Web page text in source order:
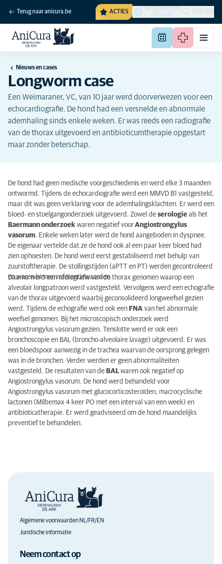
Terug naar anicura.be ACTIES
NEDERLANDS
(BELGIË)
ZOEKEN
Nieuws en cases
Longworm case
Een Weimaraner, VC, van 10 jaar werd doorverwezen voor een
echocardiografie. De hond had een versnelde en abnormale
ademhaling sinds enkele weken. Er was reeds een radiografie
van de thorax uitgevoerd en antibioticumtherapie opgestart
maar zonder beterschap.
De hond had geen medische voorgeschiedenis en werd elke 3 maanden
ontwormd.
Tijdens de echocardiografie werd een MMVD B1 vastgesteld ,
maar dit was geen verklaring voor de ademhalingsklachten. Er werd een
bloed- en stoelgangonderzoek uitgevoerd. Zowel de serologie als het
Baermannonderzoek waren negatief voorAngiostrongylus
vasorum. Enkele weken later werd de hond aangeboden in dyspnee.
De eigenaar vertelde dat ze de hond ook al een paar keer bloed had
zien ophoesten. De hond werd eerst gestabiliseerd met behulp van
zuurstoftherapie. De stollingstijden (aPTT
en PT) werden gecontroleerd
en waren binnen referentiewaarden.
Daarnawerd een radiografie van de thorax genomen waarop een
alveolair longpatroon werd vastgesteld . Vervolgens werd een echografie
van de thorax uitgevoerd waarbij geconsolideerd longweefsel gezien
werd. Tijdens de echografie werd ook een FNA van het abnormale
weefsel genomen. Bij het microscopisch onderzoek werd
Angiostrongylus vasorum gezien.
Tenslotte werd er ook een
bronchoscopie en BAL (broncho-alveolaire lavage) uitgevoerd. Er was
een bloedspoor aanwezig in de trachea waarvan de oorsprong gelegen
was in de bronchen. Verder werden er geen abnormaliteiten
vastgesteld. De resultaten van de BALwaren ook negatief op
Angiostrongylus vasorum. De hond werd behandeld voor
Angiostrongylus vasorum met glucocorticosteroïden, macrocyclische
lactonen ( Milbemax 4 keer PO met een interval van een week) en
antibioticatherapie. Er werd geadviseerd om de hond maandelijks
preventief te behandelen.
Algemene voorwaarden NL/FR/EN
Juridische informatie
Neem contact op